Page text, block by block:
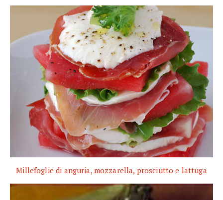
Millefoglie di anguria, mozzarella, prosciutto e lattuga